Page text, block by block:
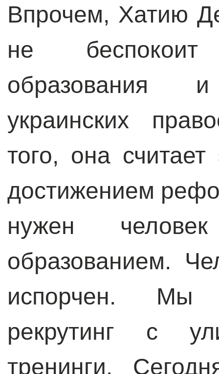
Впрочем, Хатию
не
образования и
украинских
того, она
достижением
нужен
образованием.
испорчен. Мы
рекрутинг с
тренинги.